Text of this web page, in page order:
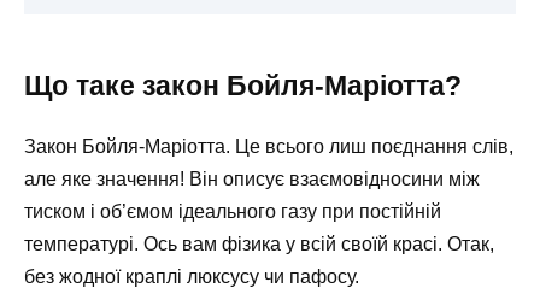
Що таке закон Бойля-Маріотта?
Закон Бойля-Маріотта. Це всього лиш поєднання слів,
але яке значення! Він описує взаємовідносини між
тиском і об’ємом ідеального газу при постійній
температурі. Ось вам фізика у всій своїй красі. Отак,
без жодної краплі люксусу чи пафосу.